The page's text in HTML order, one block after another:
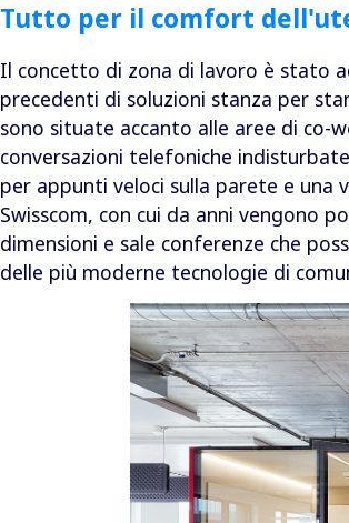
Tutto per il comfort
Il concetto di zona di lavoro è stato
precedenti di soluzioni stanza per
sono situate accanto alle aree di co-
conversazioni telefoniche
per appunti veloci sulla parete e una
Swisscom, con cui da anni vengono
dimensioni e sale conferenze che
delle più moderne tecnologie di